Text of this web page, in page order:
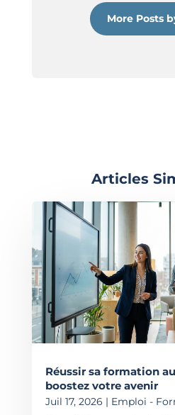
More Posts
Articles
Réussir sa formation
boostez votre avenir
Juil 17, 2026 | Emploi -